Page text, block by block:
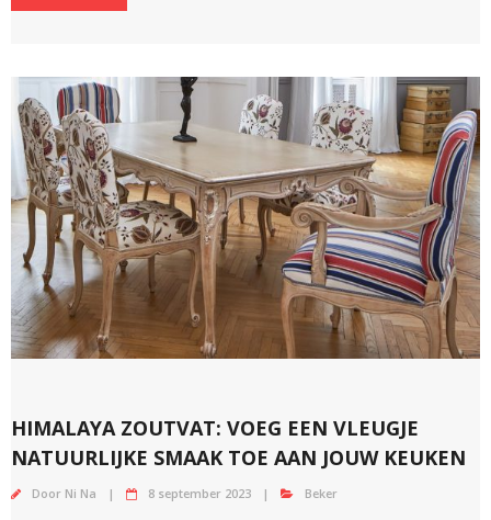
HIMALAYA ZOUTVAT: VOEG EEN VLEUGJE
NATUURLIJKE SMAAK TOE AAN JOUW KEUKEN
Door Ni Na 8 september 2023 Beker